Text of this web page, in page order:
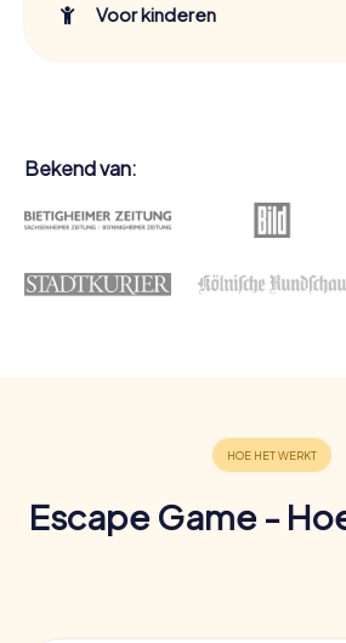
Voor kinderen
Bekend van:
Escape Game -